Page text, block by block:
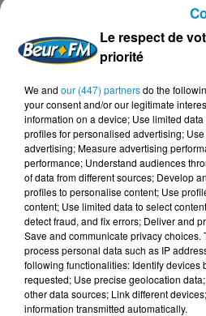
DERNIERS
24 juillet 2026
Les
Le respect de
priorité
We and our (447) partnersdo the
your consent and/or our legitimate
information on a device; Use limited
profiles for personalised advertising;
advertising; Measure advertising
performance; Understand audiences
of data from different sources; Develop
profiles to personalise content; Use
content; Use limited data to select
detect fraud, and fix errors; Deliver and
Save and communicate privacy choices.
process personal data such as IP
following functionalities: Identify devices
requested; Use precise geolocation
other data sources; Link different
information transmitted automatically.